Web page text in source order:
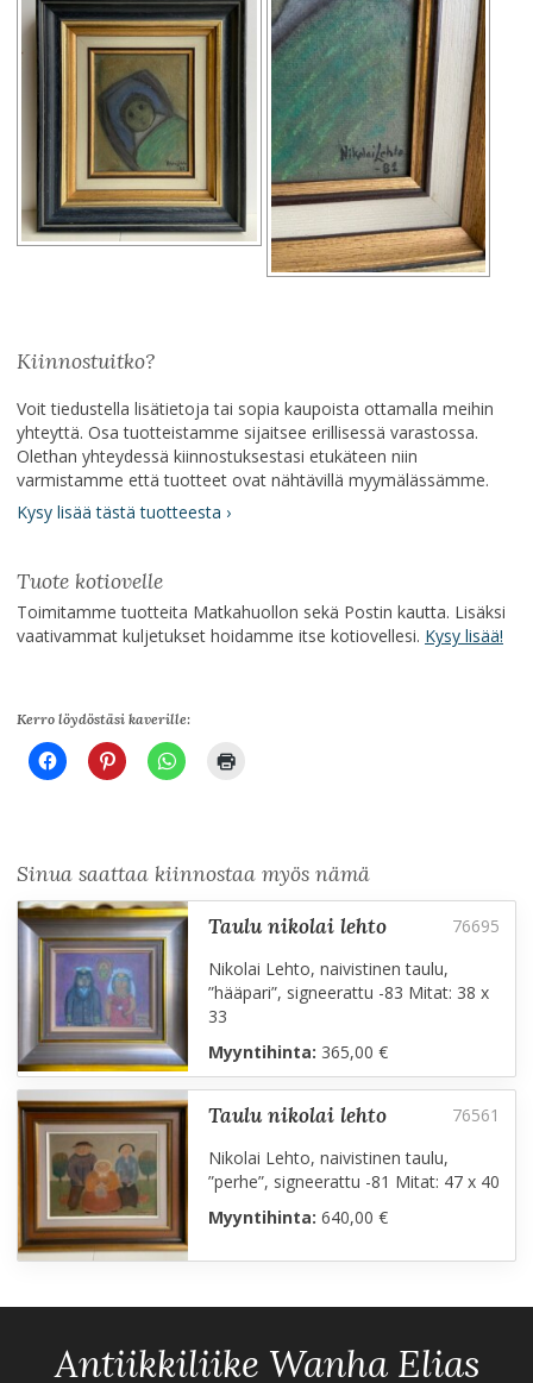
Kiinnostuitko?
Voit tiedustella lisätietoja tai sopia kaupoista ottamalla meihin
yhteyttä. Osa tuotteistamme sijaitsee erillisessä varastossa.
Olethan yhteydessä kiinnostuksestasi etukäteen niin
varmistamme että tuotteet ovat nähtävillä myymälässämme.
Kysy lisää tästä tuotteesta ›
Tuote kotiovelle
Toimitamme tuotteita Matkahuollon sekä Postin kautta. Lisäksi
vaativammat kuljetukset hoidamme itse kotiovellesi. Kysy lisää!
Kerro löydöstäsi kaverille:
Sinua saattaa kiinnostaa myös nämä
taulu nikolai lehto
Nikolai Lehto, naivistinen taulu,
”hääpari”, signeerattu -83 Mitat: 38 x
33
Myyntihinta: 365,00 €
taulu nikolai lehto
Nikolai Lehto, naivistinen taulu,
”perhe”, signeerattu -81 Mitat: 47 x 40
Myyntihinta: 640,00 €
Antiikkiliike Wanha Elias